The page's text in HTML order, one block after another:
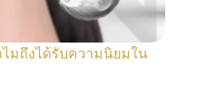
ไมถึงได้รับความนิยมใน